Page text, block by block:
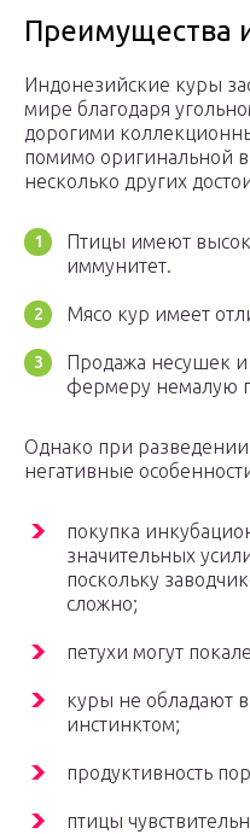
Преимущества
Индонезийские куры
мире благодаря
дорогими
помимо оригинальной
несколько других
Птицы имеют
иммунитет.
Мясо кур имеет
Продажа несушек и
фермеру немалую
Однако при
негативные
покупка
значительных
поскольку
сложно;
петухи могут
куры не обладают
инстинктом;
продуктивность
птицы